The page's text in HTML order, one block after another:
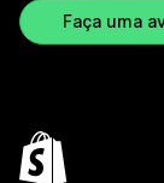
Faça uma